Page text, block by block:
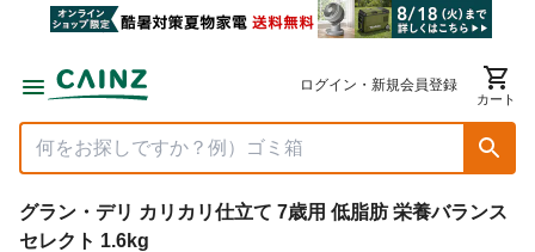
ログイン・新規会員登録
カート
グラン・デリ カリカリ仕立て 7歳用 低脂肪 栄養バランス
セレクト 1.6kg